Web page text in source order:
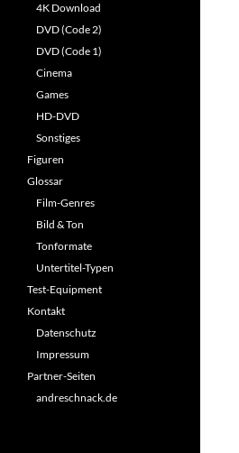
4K Download
DVD (Code 2)
DVD (Code 1)
Cinema
Games
HD-DVD
Sonstiges
Figuren
Glossar
Film-Genres
Bild & Ton
Tonformate
Untertitel-Typen
Test-Equipment
Kontakt
Datenschutz
Impressum
Partner-Seiten
andreschnack.de